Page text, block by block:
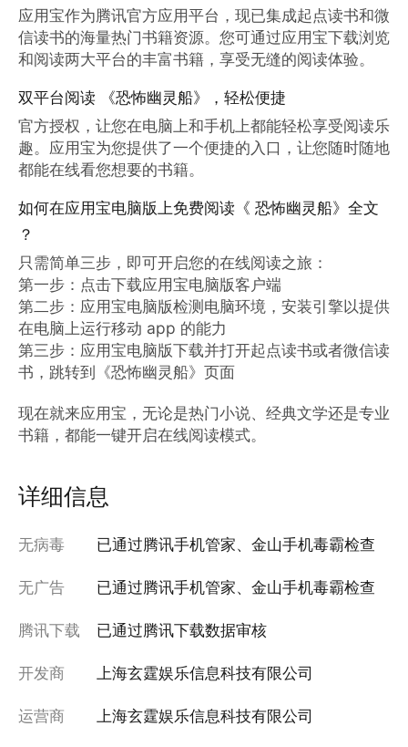
应用宝作为腾讯官方应用平台，现已集成起点读书和微
信读书的海量热门书籍资源。您可通过应用宝下载浏览
和阅读两大平台的丰富书籍，享受无缝的阅读体验。
双平台阅读 《恐怖幽灵船》，轻松便捷
官方授权，让您在电脑上和手机上都能轻松享受阅读乐
趣。应用宝为您提供了一个便捷的入口，让您随时随地
都能在线看您想要的书籍。
如何在应用宝电脑版上免费阅读《 恐怖幽灵船》全文
？
只需简单三步，即可开启您的在线阅读之旅：
第一步：点击下载应用宝电脑版客户端
第二步：应用宝电脑版检测电脑环境，安装引擎以提供
在电脑上运行移动 app 的能力
第三步：应用宝电脑版下载并打开起点读书或者微信读
书，跳转到《恐怖幽灵船》页面
现在就来应用宝，无论是热门小说、经典文学还是专业
书籍，都能一键开启在线阅读模式。
详细信息
无病毒 已通过腾讯手机管家、金山手机毒霸检查
无广告 已通过腾讯手机管家、金山手机毒霸检查
腾讯下载 已通过腾讯下载数据审核
开发商 上海玄霆娱乐信息科技有限公司
运营商 上海玄霆娱乐信息科技有限公司